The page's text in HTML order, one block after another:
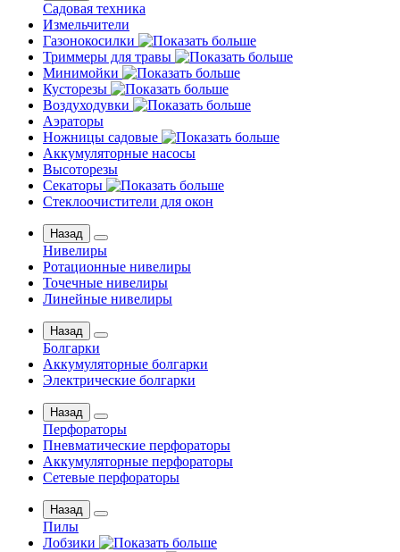
Садовая техника
Измельчители
Газонокосилки
Триммеры для травы
Минимойки
Кусторезы
Воздуходувки
Аэраторы
Ножницы садовые
Аккумуляторные насосы
Высоторезы
Секаторы
Стеклоочистители для окон
Назад
Нивелиры
Ротационные нивелиры
Точечные нивелиры
Линейные нивелиры
Назад
Болгарки
Аккумуляторные болгарки
Электрические болгарки
Назад
Перфораторы
Пневматические перфораторы
Аккумуляторные перфораторы
Сетевые перфораторы
Назад
Пилы
Лобзики